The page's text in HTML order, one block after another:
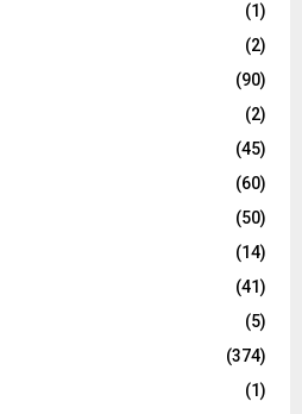
(1)
(2)
(90)
(2)
(45)
(60)
(50)
(14)
(41)
(5)
(374)
(1)